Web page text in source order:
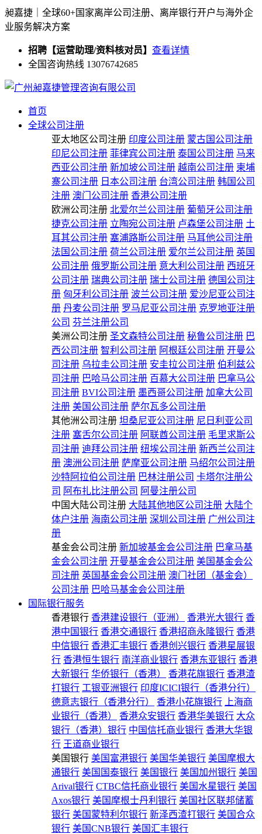
昶嘉捷｜全球60+国家离岸公司注册、离岸银行开户与海外企
业服务解决方案
招聘【运营助理/资料核对员】 查看详情
全国咨询热线 13076742685
首页
全球公司注册
亚太地区公司注册 印度公司注册 蒙古国公司注册
印尼公司注册 菲律宾公司注册 泰国公司注册 马来
西亚公司注册 新加坡公司注册 越南公司注册 柬埔
寨公司注册 日本公司注册 台湾公司注册 韩国公司
注册 澳门公司注册 香港公司注册
欧洲公司注册 北爱尔兰公司注册 葡萄牙公司注册
捷克公司注册 立陶宛公司注册 卢森堡公司注册 土
耳其公司注册 塞浦路斯公司注册 马耳他公司注册
法国公司注册 荷兰公司注册 爱尔兰公司注册 英国
公司注册 俄罗斯公司注册 意大利公司注册 西班牙
公司注册 瑞典公司注册 瑞士公司注册 德国公司注
册 匈牙利公司注册 波兰公司注册 爱沙尼亚公司注
册 丹麦公司注册 罗马尼亚公司注册 克罗地亚注册
公司 芬兰注册公司
美洲公司注册 圣文森特公司注册 秘鲁公司注册 巴
西公司注册 智利公司注册 阿根廷公司注册 开曼公
司注册 乌拉圭公司注册 安圭拉公司注册 伯利兹公
司注册 巴哈马公司注册 百慕大公司注册 巴拿马公
司注册 BVI公司注册 墨西哥公司注册 加拿大公司
注册 美国公司注册 萨尔瓦多公司注册
其他洲公司注册 坦桑尼亚公司注册 尼日利亚公司
注册 塞舌尔公司注册 阿联酋公司注册 毛里求斯公
司注册 迪拜公司注册 纽埃公司注册 新西兰公司注
册 澳洲公司注册 萨摩亚公司注册 马绍尔公司注册
沙特阿拉伯公司注册 巴林注册公司 卡塔尔注册公
司 阿布扎比注册公司 阿曼注册公司
中国大陆公司注册 大陆其他地区公司注册 大陆个
体户注册 海南公司注册 深圳公司注册 广州公司注
册
基金会公司注册 新加坡基金会公司注册 巴拿马基
金会公司注册 开曼基金会公司注册 美国基金会公
司注册 英国基金会公司注册 澳门社团（基金会）
公司注册 巴哈马基金会公司注册
国际银行服务
香港银行 香港建设银行（亚洲） 香港光大银行 香
港中国银行 香港交通银行 香港招商永隆银行 香港
中信银行 香港汇丰银行 香港创兴银行 香港星展银
行 香港恒生银行 南洋商业银行 香港东亚银行 香港
大新银行 华侨银行（香港） 香港花旗银行 香港渣
打银行 工银亚洲银行 印度ICICI银行（香港分行）
德意志银行（香港分行）
香港小花旗银行
上海商
业银行（香港）
香港众安银行 香港华美银行 大众
银行（香港）银行 中国信托商业银行 香港大华银
行 王道商业银行
美国银行 美国富港银行 美国华美银行 美国摩根大
通银行 美国国泰银行 美国银行 美国加州银行 美国
Arival银行 CTBC信托商业银行 美国水星银行 美国
Axos银行 美国摩根士丹利银行 美国社区联邦储蓄
银行 美国蒙特利尔银行 新泽西渣打银行 美国合众
银行 美国CNB银行 美国汇丰银行